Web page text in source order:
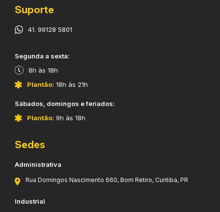
Suporte
41. 99128 5801
​Segunda a sexta:
8h às 18h
Plantão: 18h às 21h
​Sábados, domingos e feriados:
Plantão: 9h às 18h
Sedes
Administrativa
Rua Domingos Nascimento 660, Bom Retiro, Curitiba, PR
Industrial